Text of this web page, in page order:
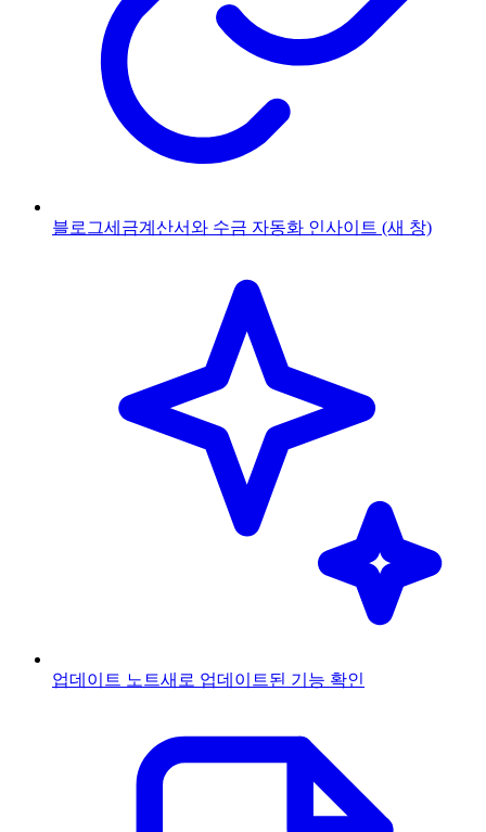
블로그세금계산서와 수금 자동화 인사이트 (새 창)
업데이트 노트새로 업데이트된 기능 확인